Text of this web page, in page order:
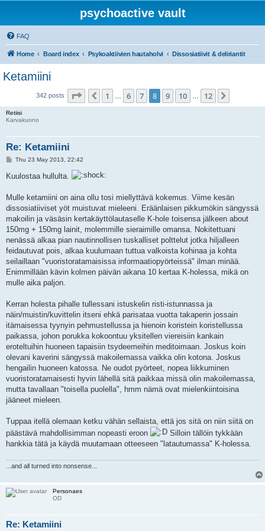
psychoactive vault
FAQ
Home Board index Psykoaktiivien hautaholvi Dissosiatiivit & deliriantit
Ketamiini
342 posts Page of12
Previous
1 6 7 8 9 10 12
Retiisi
Karvakuono
Re: Ketamiini
P
t
Thu 23 May 2013, 22:42
Kuulostaa hullulta.
Mulle ketamiini on aina ollu tosi miellyttävä kokemus. Viime kesän
dissosiatiiviset yöt muistuvat mieleeni. Eräänlaisen pikkumökin sängyssä
makoilin ja väsäsin kertakäyttölautaselle K-hole toisensa jälkeen about
150mg + 150mg lainit, molemmille sieraimille omansa. Nokitettuani
nenässä alkaa pian nautinnollisen tuskalliset polttelut jotka hiljalleen
feidautuvat pois, alkaa kuulumaan tuttua valkoista kohinaa ja kohta
seilaillaan "vuoristoratamaisissa informaatiopyörteissä" ilman minää.
Enimmillään kävin kolmen päivän aikana 10 kertaa K-holessa, mikä on
mulle aika paljon.
Kerran holesta pihalle tullessani istuskelin risti-istunnassa ja
näin/muistin/kuvittelin itseni ehkä parisataa vuotta takaperin jossain
itämaisessa tyynyin pehmustellussa ja hienoin koristein koristellussa
paikassa, johon porukka kokoontuu yksitellen viereisiin kankain
eroteltuihin huoneen tapaisiin tsydeemeihin meditoimaan. Joskus koin
olevani kaverini sängyssä makoilemassa vaikka olin kotona. Joskus
hengailin huoneen katossa. Ne oudot pyörteet, nopea liikkuminen
vuoristoratamaisesti hyvin lähellä sitä paikkaa missä olin makoilemassa,
mutta tavallaan "toisella puolella", hmm nämä ovat mielenkiintoisina
jääneet mieleen.
Tuppaa itellä olemaan ketku vähän sellaista, että jos sitä on niin siitä on
päästävä mahdollisimman nopeasti eroon
Silloin tällöin tykkään
hankkia tätä ja käydä muutamaan otteeseen "latautumassa" K-holessa.
...and all turned into nonsense...
Personaes
OD
Re: Ketamiini